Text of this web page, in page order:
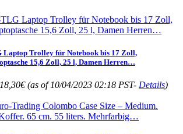
Laptop Trolley für Notebook bis 17 Zoll,
15,6 Zoll, 25 l, Damen Herren…
€(as of 10/04/2023 02:18 PST- Details)